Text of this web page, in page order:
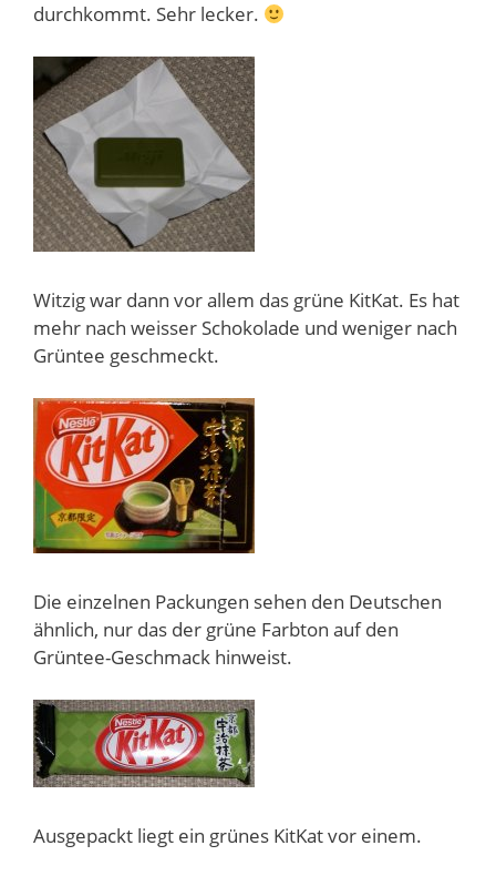
durchkommt. Sehr lecker.
Witzig war dann vor allem das grüne KitKat. Es hat
mehr nach weisser Schokolade und weniger nach
Grüntee geschmeckt.
Die einzelnen Packungen sehen den Deutschen
ähnlich, nur das der grüne Farbton auf den
Grüntee-Geschmack hinweist.
Ausgepackt liegt ein grünes KitKat vor einem.